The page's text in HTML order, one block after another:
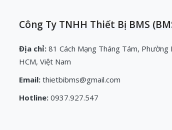
Công Ty TNHH Thiết Bị BMS
Địa chỉ: 81 Cách Mạng Tháng Tám, Phường
HCM, Việt Nam
Email: thietbibms@gmail.com
Hotline: 0937.927.547